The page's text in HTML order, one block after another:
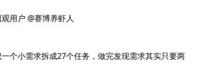
用户 @赛博养虾人
个小需求拆成27个任务，做完发现需求其实只要两